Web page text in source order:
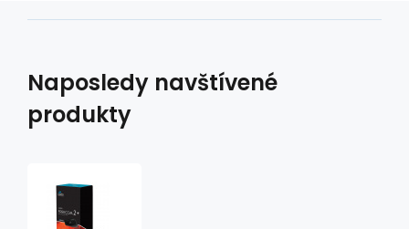
Naposledy navštívené
produkty